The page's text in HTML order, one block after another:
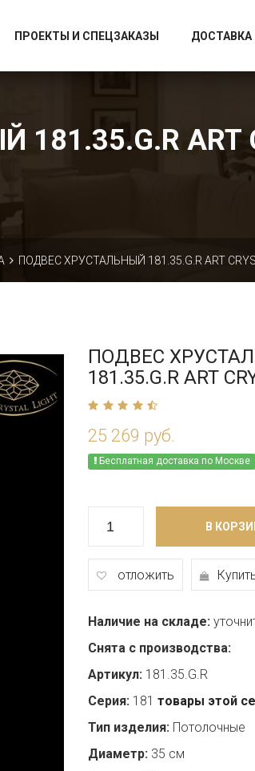
ПРОЕКТЫ И СПЕЦЗАКАЗЫ ДОСТАВКА
ART
ПОДВЕС ХРУСТАЛЬНЫЙ 181.35.G.R ART
ПОДВЕС
181.35.G.R ART
25 269 руб.
Бесплатная доставка по Москве
В
отложить
Наличие на складе:
Снята с производства:
Артикул: 181.35.G.R
Серия: 181 товары этой
Тип изделия: Потолочные
Диаметр: 35 см